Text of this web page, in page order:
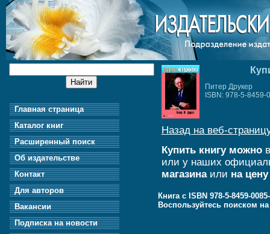
Главная страница
Каталог книг
Расширенный поиск
Об издательстве
Контакт
Для авторов
Вакансии
Подписка на новости
Питер Друкер
ISBN: 978-5-8459-
Назад на веб-
Купить книгу можнов
или у наших
магазинаили на
Книга с ISBN 978-5-8459-
Воспользуйтесь поиском